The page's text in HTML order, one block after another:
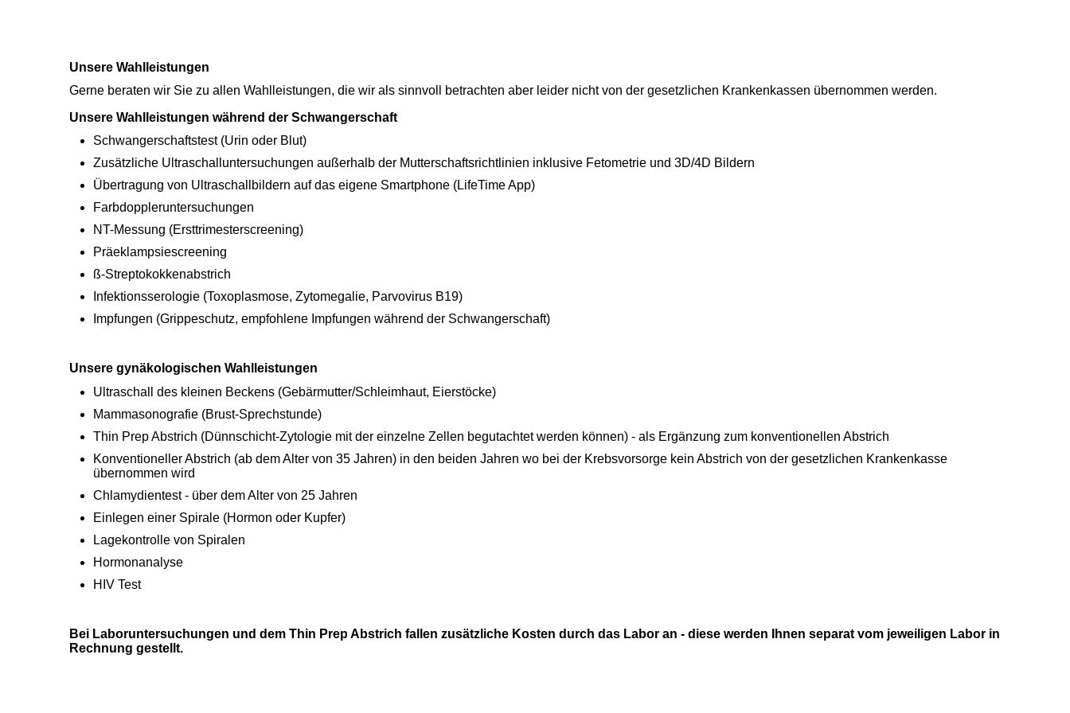
Unsere Wahlleistungen
Gerne beraten wir Sie zu allen Wahlleistungen, die wir als sinnvoll betrachten aber leider nicht von der gesetzlichen Krankenkassen übernommen werden.
Unsere Wahlleistungen während der Schwangerschaft
Schwangerschaftstest (Urin oder Blut)
Zusätzliche Ultraschalluntersuchungen außerhalb der Mutterschaftsrichtlinien inklusive Fetometrie und 3D/4D Bildern
Übertragung von Ultraschallbildern auf das eigene Smartphone (LifeTime App)
Farbdoppleruntersuchungen
NT-Messung (Ersttrimesterscreening)
Präeklampsiescreening
ß-Streptokokkenabstrich
Infektionsserologie (Toxoplasmose, Zytomegalie, Parvovirus B19)
Impfungen (Grippeschutz, empfohlene Impfungen während der Schwangerschaft)
Unsere gynäkologischen Wahlleistungen
Ultraschall des kleinen Beckens (Gebärmutter/Schleimhaut, Eierstöcke)
Mammasonografie (Brust-Sprechstunde)
Thin Prep Abstrich (Dünnschicht-Zytologie mit der einzelne Zellen begutachtet werden können) - als Ergänzung zum konventionellen Abstrich
Konventioneller Abstrich (ab dem Alter von 35 Jahren) in den beiden Jahren wo bei der Krebsvorsorge kein Abstrich von der gesetzlichen Krankenkasse
übernommen wird
Chlamydientest - über dem Alter von 25 Jahren
Einlegen einer Spirale (Hormon oder Kupfer)
Lagekontrolle von Spiralen
Hormonanalyse
HIV Test
Bei Laboruntersuchungen und dem Thin Prep Abstrich fallen zusätzliche Kosten durch das Labor an - diese werden Ihnen separat vom jeweiligen Labor in
Rechnung gestellt.